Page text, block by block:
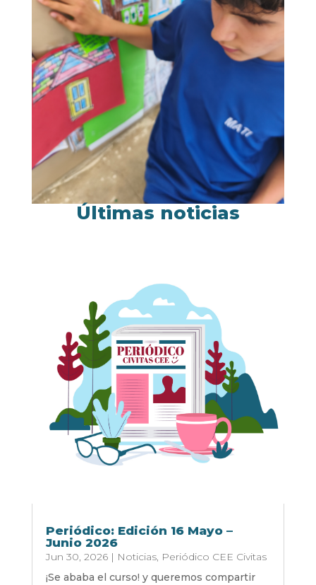
Últimas noticias
Periódico: Edición 16 Mayo –
Junio 2026
Jun 30, 2026| Noticias, Periódico CEE Civitas
¡Se ababa el curso! y queremos compartir